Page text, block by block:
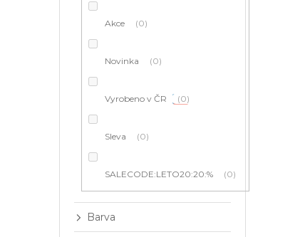
Akce 0
Novinka 0
Vyrobeno v ČR 0
Sleva 0
SALECODE:LETO20:20:% 0
Barva